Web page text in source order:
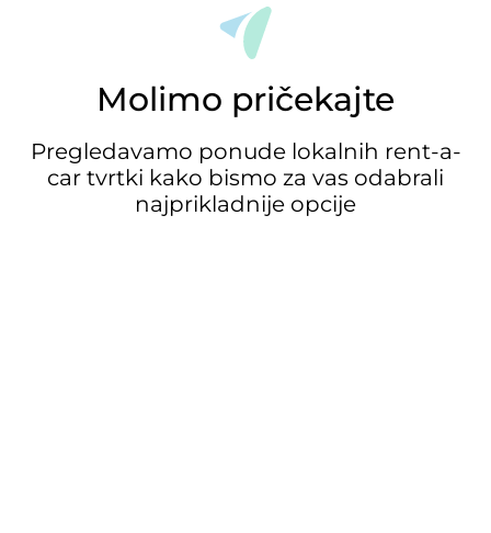
Molimo pričekajte
Pregledavamo ponude lokalnih rent-a-
car tvrtki kako bismo za vas odabrali
najprikladnije opcije